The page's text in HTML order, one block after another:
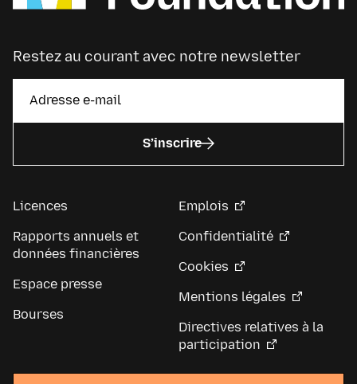
Restez au courant avec notre newsletter
S’inscrire
Licences
Rapports annuels et
données financières
Espace presse
Bourses
Emplois
Confidentialité
Cookies
Mentions légales
Directives relatives à la
participation